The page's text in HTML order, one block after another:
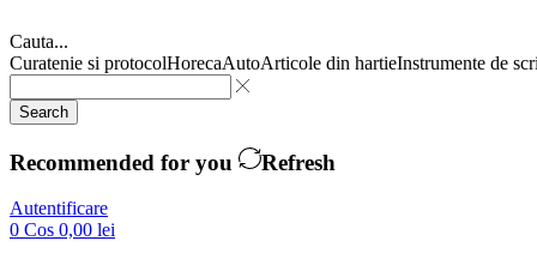
Cauta...
Curatenie si protocolHorecaAutoArticole din hartieInstrumente de
Search
Recommended for you Refresh
Autentificare
0 Cos 0,00 lei